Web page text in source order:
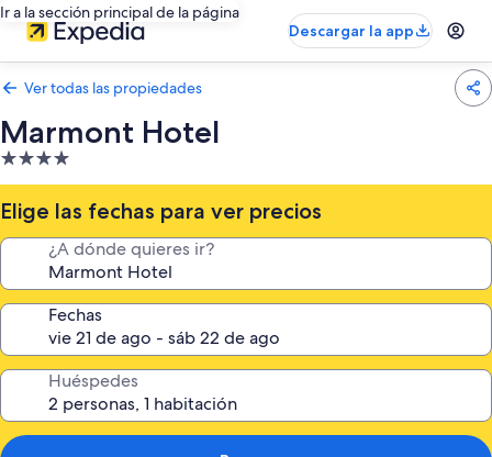
Ir a la sección principal de la página
Descargar la app
Ver todas las propiedades
Marmont Hotel
Propiedad
de
4.0
estrellas
Elige las fechas para ver precios
¿A dónde quieres ir?
Fechas
Huéspedes